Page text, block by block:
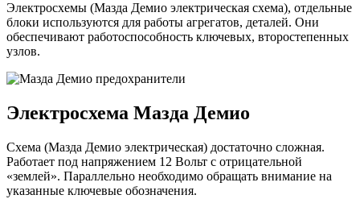
Электросхемы (Мазда Демио электрическая схема), отдельные
блоки используются для работы агрегатов, деталей. Они
обеспечивают работоспособность ключевых, второстепенных
узлов.
Электросхема Мазда Демио
Схема (Мазда Демио электрическая) достаточно сложная.
Работает под напряжением 12 Вольт с отрицательной
«землей». Параллельно необходимо обращать внимание на
указанные ключевые обозначения.